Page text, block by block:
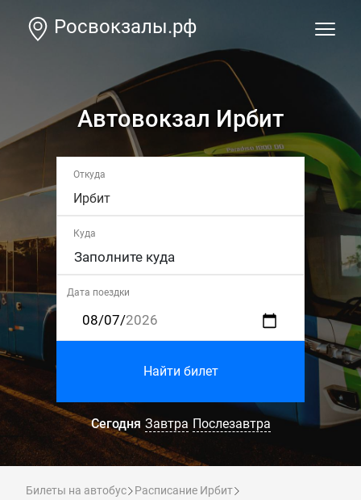
Росвокзалы.рф
Автовокзал Ирбит
Откуда
Ирбит
Куда
Дата поездки
Найти билет
Сегодня Завтра Послезавтра
Билеты на автобус
Расписание Ирбит